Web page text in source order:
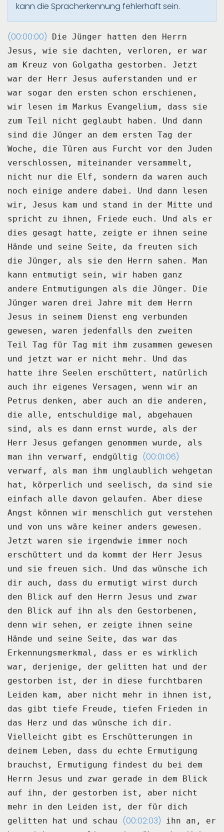
kann die Spracherkennung fehlerhaft sein.
(00:00:00)
Die Jünger hatten den Herrn
Jesus, wie sie dachten, verloren, er war
am Kreuz von Golgatha
gestorben.
Jetzt
war der Herr Jesus auferstanden und er
war sogar den ersten schon erschienen,
wir lesen
im Markus Evangelium, dass sie
zum Teil nicht geglaubt haben.
Und dann
sind die Jünger an dem ersten Tag der
Woche, die Türen aus Furcht vor den Juden
verschlossen, miteinander versammelt,
nicht nur die Elf, sondern da waren auch
noch einige
andere dabei.
Und dann lesen
wir, Jesus kam und stand in der Mitte und
spricht zu ihnen, Friede euch.
Und als er
dies gesagt hatte, zeigte er ihnen seine
Hände und seine Seite, da freuten sich
die Jünger, als sie den Herrn sahen.
Man
kann entmutigt sein, wir haben ganz
andere Entmutigungen als die Jünger.
Die
Jünger waren drei Jahre mit dem Herrn
Jesus in seinem Dienst eng verbunden
gewesen,
waren jedenfalls den zweiten
Teil Tag für Tag mit ihm zusammen gewesen
und jetzt war
er nicht mehr.
Und das
hatte ihre Seelen erschüttert, natürlich
auch ihr eigenes Versagen, wenn wir an
Petrus
denken, aber auch an die anderen,
die alle, entschuldige mal, abgehauen
sind, als
es dann ernst wurde, als der
Herr Jesus gefangen genommen wurde, als
man ihn verwarf, endgültig
(00:01:06)
verwarf, als man ihm unglaublich wehgetan
hat, körperlich und seelisch, da sind sie
einfach alle davon gelaufen.
Aber diese
Angst können wir menschlich gut verstehen
und von uns wäre keiner anders gewesen.
Jetzt waren sie irgendwie immer noch
erschüttert und da kommt der Herr Jesus
und sie freuen
sich.
Und das wünsche ich
dir auch, dass du ermutigt wirst durch
den Blick auf den Herrn Jesus und
zwar
den Blick auf ihn als den Gestorbenen,
denn wir sehen, er zeigte ihnen seine
Hände
und seine Seite, das war das
Erkennungsmerkmal, dass er es wirklich
war, derjenige, der gelitten
hat und der
gestorben ist, der in diese furchtbaren
Leiden kam, aber nicht mehr in ihnen ist,
das gibt tiefe Freude, tiefen Frieden in
das Herz und das wünsche ich dir.
Vielleicht gibt es Erschütterungen in
deinem Leben, dass du echte Ermutigung
brauchst,
Ermutigung findest du bei dem
Herrn Jesus und zwar gerade in dem Blick
auf ihn, der
gestorben ist, aber nicht
mehr in den Leiden ist, der für dich
gelitten hat und schau
(00:02:03)
ihn an, er